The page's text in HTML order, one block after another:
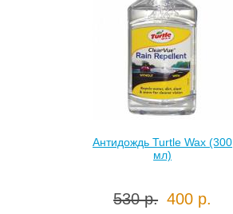
Антидождь Turtle Wax (300
мл)
530 р. 400 р.